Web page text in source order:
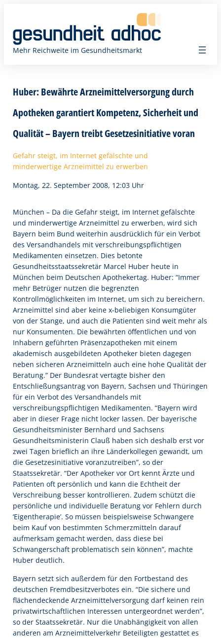
springen
Mehr Reichweite im Gesundheitsmarkt
Huber: Bewährte Arzneimittelversorgung durch
Apotheken garantiert Kompetenz, Sicherheit und
Qualität – Bayern treibt Gesetzesinitiative voran
Gefahr steigt, im Internet gefälschte und
minderwertige Arzneimittel zu erwerben
Montag, 22. September 2008, 12:03 Uhr
München – Da die Gefahr steigt, im Internet gefälschte
und minderwertige Arzneimittel zu erwerben, wird sich
Bayern beim Bund weiterhin ausdrücklich für ein Verbot
des Versandhandels mit verschreibungspflichtigen
Medikamenten einsetzen. Dies betonte
Gesundheitsstaatssekretär Marcel Huber heute in
München beim Deutschen Apothekertag. Huber: “Immer
mehr Betrüger nutzen die begrenzten
Kontrollmöglichkeiten im Internet, um sich zu bereichern.
Arzneimittel sind aber keine x-beliebigen Konsumgüter
von der Stange, und auch die Patienten sind weit mehr als
nur Konsumenten. Die bewährten öffentlichen und von
Inhabern geführten Präsenzapotheken mit einem
akademisch ausgebildeten Apotheker bieten dagegen
neben sicheren Arzneimitteln auch eine hohe Qualität der
Beratung.” Der Bundesrat vertagte bisher den
Entschließungsantrag von Bayern, Sachsen und Thüringen
für ein Verbot des Versandhandels mit
verschreibungspflichtigen Medikamenten. “Bayern wird
aber in dieser Frage nicht locker lassen. Der bayerische
Gesundheitsminister Bernhard und Sachsens
Gesundheitsministerin Clauß haben sich deshalb erst vor
zwei Tagen brieflich an ihre Länderkollegen gewandt, um
die Gesetzesinitiative voranzutreiben”, so der
Staatssekretär. “Der Apotheker vor Ort kennt Ärzte und
Patienten oft persönlich und kann die Echtheit der
Verschreibung besser kontrollieren. Zudem schützt die
persönliche und individuelle Beratung vor Fehlern durch
‘Eigentherapie’. So müssen beispielsweise Schwangere
beim Kauf von bestimmten Schmerzmitteln darauf
aufmerksam gemacht werden, dass diese bei
Schwangerschaft problematisch sein können”, machte
Huber deutlich.
Bayern setzt sich außerdem für den Fortbestand des
deutschen Fremdbesitzverbotes ein. “Die sichere und
flächendeckende Arzneimittelversorgung darf keinen rein
privatwirtschaftlichen Interessen untergeordnet werden”,
so der Staatssekretär. Nur die Unabhängigkeit von allen
anderen am Arzneimittelverkehr Beteiligten gestattet es